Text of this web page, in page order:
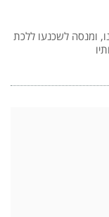
ומנסה לשכנעו ללכת